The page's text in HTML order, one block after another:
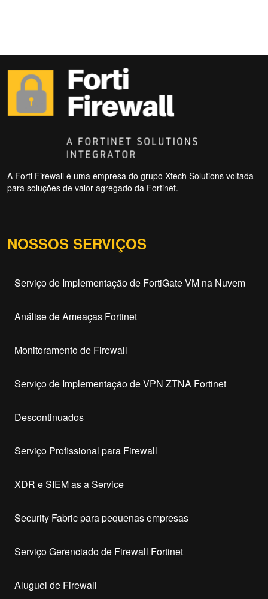
A Forti Firewall é uma empresa do grupo Xtech Solutions voltada
para soluções de valor agregado da Fortinet.
NOSSOS SERVIÇOS
Serviço de Implementação de FortiGate VM na Nuvem
Análise de Ameaças Fortinet
Monitoramento de Firewall
Serviço de Implementação de VPN ZTNA Fortinet
Descontinuados
Serviço Profissional para Firewall
XDR e SIEM as a Service
Security Fabric para pequenas empresas
Serviço Gerenciado de Firewall Fortinet
Aluguel de Firewall